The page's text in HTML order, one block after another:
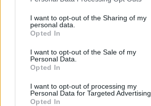
I want to opt-out of the Sharing of my
personal data.
Opted In
I want to opt-out of the Sale of my
Personal Data.
Opted In
I want to opt-out of processing my
Personal Data for Targeted Advertising.
Opted In